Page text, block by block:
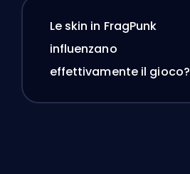
Le skin in FragPunk
influenzano
effettivamente il gioco?